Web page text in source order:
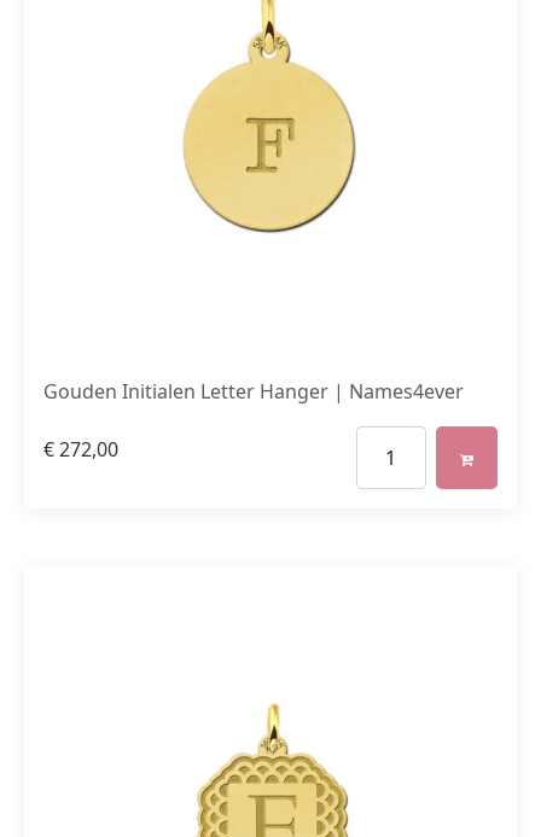
Gouden Initialen Letter Hanger | Names4ever
€272,00